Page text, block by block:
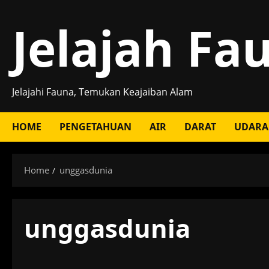
contentJelajah
Jelajahi Fauna, Temukan Keajaiban Alam
HOME PENGETAHUAN AIR DARAT UDARA
Home unggasdunia
unggasdunia